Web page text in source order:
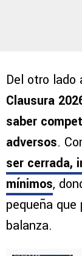
Del otro lado
Clausura
saber
adversos.
ser cerrada,
mínimos,
pequeña
balanza.